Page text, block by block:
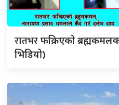
रातभरफक्रिएको
भिडियो)